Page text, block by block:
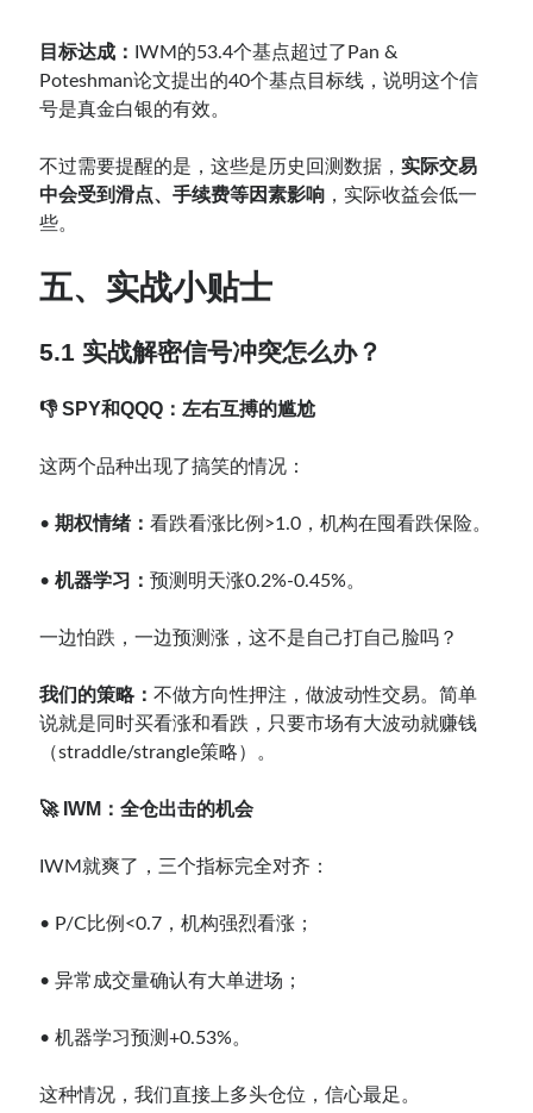
目标达成：
IWM的53.4个基点超过了Pan &
Poteshman论文提出的40个基点目标线，说明这个信
号是真金白银的有效。
不过需要提醒的是，这些是历史回测数据，实际交易
中会受到滑点、手续费等因素影响 ，实际收益会低一
些。
五、实战小贴士
5.1 实战解密信号冲突怎么办？
👎 SPY和QQQ：左右互搏的尴尬
这两个品种出现了搞笑的情况：
•期权情绪：看跌看涨比例>1.0，机构在囤看跌保险。
•机器学习：预测明天涨0.2%-0.45%。
一边怕跌，一边预测涨，这不是自己打自己脸吗？
我们的策略：不做方向性押注，做波动性交易。简单
说就是同时买看涨和看跌，只要市场有大波动就赚钱
（straddle/strangle策略）。
🚀 IWM：全仓出击的机会
IWM就爽了，三个指标完全对齐：
• P/C比例<0.7，机构强烈看涨；
• 异常成交量确认有大单进场；
• 机器学习预测+0.53%。
这种情况，我们直接上多头仓位，信心最足。